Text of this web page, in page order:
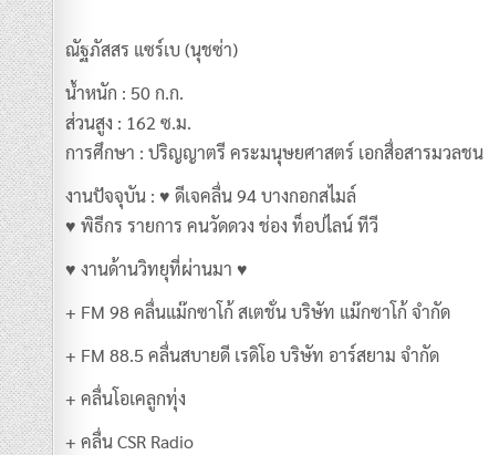
ณัฐภัสสร แซร์เบ (นุชซ่า)
น้ำหนัก : 50 ก.ก.
ส่วนสูง : 162 ซ.ม.
การศึกษา : ปริญญาตรี คระมนุษยศาสตร์ เอกสื่อสารมวลชน
งานปัจจุบัน : ♥ ดีเจคลื่น 94 บางกอกสไมล์
♥ พิธีกร รายการ คนวัดดวง ช่อง ท็อปไลน์ ทีวี
♥ งานด้านวิทยุที่ผ่านมา ♥
+ FM 98 คลื่นแม๊กซาโก้ สเตชั่น บริษัท แม๊กซาโก้ จำกัด
+ FM 88.5 คลื่นสบายดี เรดิโอ บริษัท อาร์สยาม จำกัด
+ คลื่นโอเคลูกทุ่ง
+ คลื่น CSR Radio